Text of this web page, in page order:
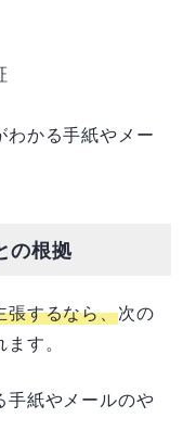
わかる手紙やメー
の根拠
張するなら、次の
す。
手紙やメールのや